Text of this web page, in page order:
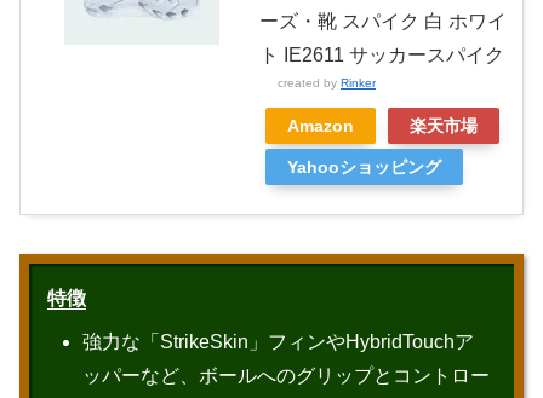
ーズ・靴 スパイク 白 ホワイ
ト IE2611 サッカースパイク
created by Rinker
Amazon 楽天市場
Yahooショッピング
特徴
強力な「StrikeSkin」フィンやHybridTouchア
ッパーなど、ボールへのグリップとコントロー